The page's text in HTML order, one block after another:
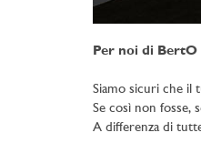
Per noi di
Siamo sicuri che il
Se così non fosse,
A differenza di